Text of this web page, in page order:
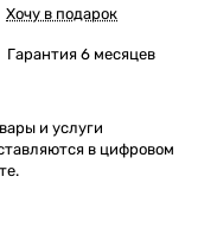
Хочу в подарок
Гарантия 6 месяцев
и услуги
в цифровом